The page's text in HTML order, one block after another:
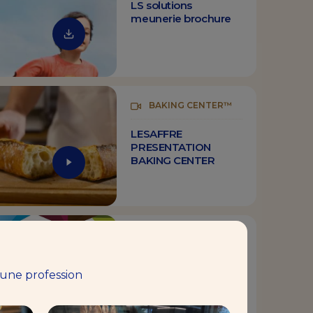
profession
LS solutions
meunerie brochure
BAKING CENTER™
LESAFFRE
PRESENTATION
BAKING CENTER